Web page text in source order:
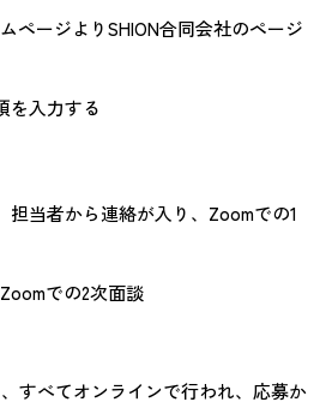
ページよりSHION合同会社のページ
を入力する
担当者から連絡が入り、Zoomでの1
での2次面談
すべてオンラインで行われ、応募か